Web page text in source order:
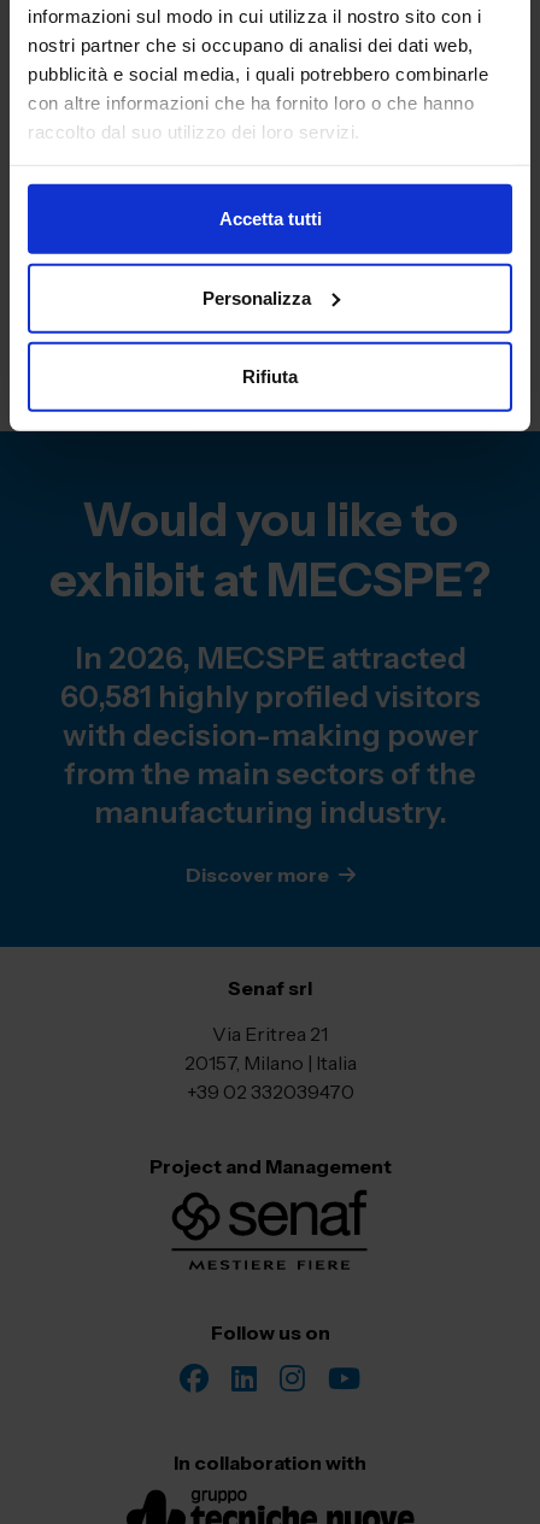
informazioni sul modo in cui utilizza il nostro sito con i
nostri partner che si occupano di analisi dei dati web,
pubblicità e social media, i quali potrebbero combinarle
con altre informazioni che ha fornito loro o che hanno
raccolto dal suo utilizzo dei loro servizi.
Accetta tutti
Personalizza
Rifiuta
MECSPE 2026 - Day 3
Would you like to
exhibit at MECSPE?
In 2026, MECSPE attracted
60,581 highly profiled visitors
with decision-making power
from the main sectors of the
manufacturing industry.
Discover more
Senaf srl
Via Eritrea 21
20157, Milano | Italia
+39 02 332039470
Project and Management
Follow us on
In collaboration with